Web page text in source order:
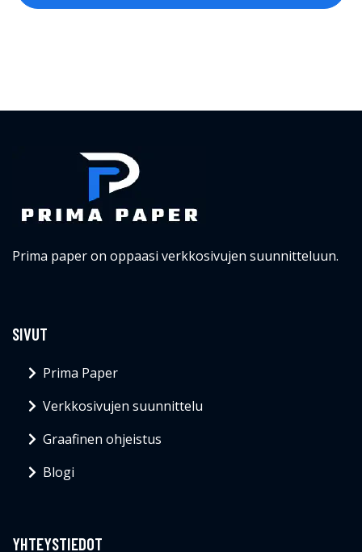
Prima paper on oppaasi verkkosivujen suunnitteluun.
SIVUT
Prima Paper
Verkkosivujen suunnittelu
Graafinen ohjeistus
Blogi
YHTEYSTIEDOT